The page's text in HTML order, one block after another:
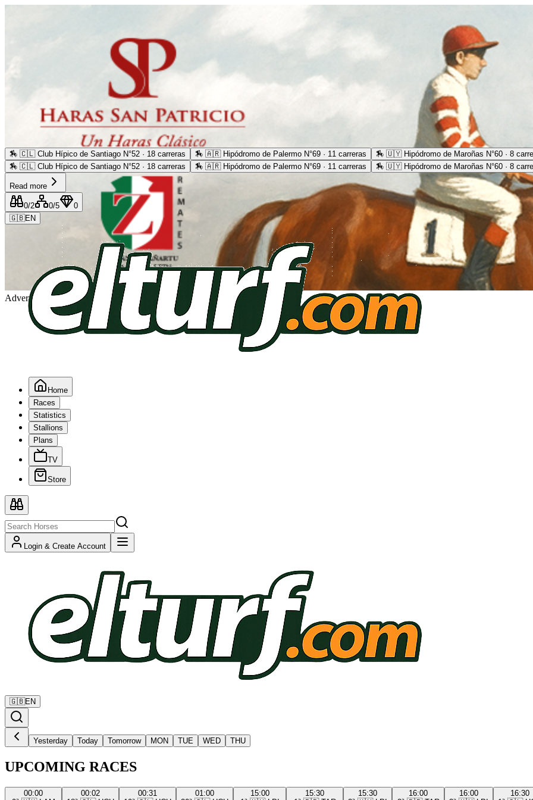
Advertising
🏇 🇨🇱 Club Hípico de Santiago N°52 · 18 carreras 🏇 🇦🇷 Hipódromo de Palermo N°69 · 11 carreras 🏇 🇺🇾 Hipódromo de Maroñas N°60 · 8
🏇 🇨🇱 Club Hípico de Santiago N°52 · 18 carreras 🏇 🇦🇷 Hipódromo de Palermo N°69 · 11 carreras 🏇 🇺🇾 Hipódromo de Maroñas N°60 · 8
Read more
0/2 0/5
0
🇬🇧EN
Home
Races
Statistics
Stallions
Plans
TV
Store
Login & Create Account
🇬🇧EN
Yesterday Today Tomorrow MON TUE WED THU
UPCOMING RACES
00:00
00:02
00:31
01:00
15:00
15:30
15:30
16:00
16:00
16:30